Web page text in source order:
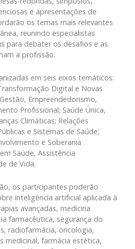
e apresentações de
os temas mais relevantes
reunindo especialistas
para debater os desafios e as
a profissão.
em seis eixos temáticos:
Digital e Novas
Empreendedorismo,
Profissional; Saúde Única,
Climáticas; Relações
e Sistemas de Saúde;
e Soberania
Saúde, Assistência
de Vida.
os participantes poderão
inteligência artificial aplicada à
avançadas, medicina
farmacêutica, segurança do
radiofarmácia, oncologia,
medicinal, farmácia estética,